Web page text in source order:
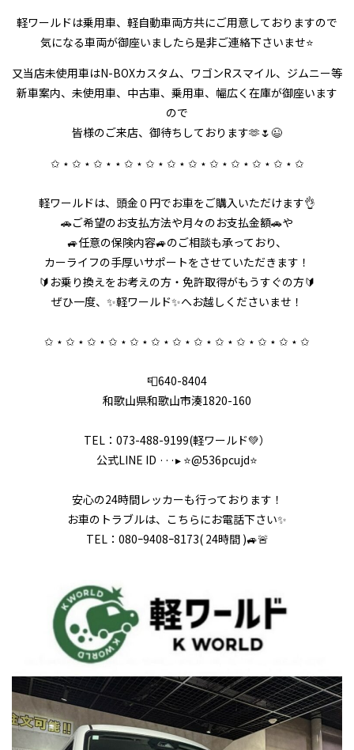
軽ワールドは乗用車、軽自動車両方共にご用意しておりますので
気になる車両が御座いましたら是非ご連絡下さいませ⭐
又当店未使用車はN-BOXカスタム、ワゴンRスマイル、ジムニー等
新車案内、未使用車、中古車、乗用車、幅広く在庫が御座います
ので
皆様のご来店、御待ちしております🫶🌷😉
✩ ⋆ ✩ ⋆ ✩ ⋆ ⋆ ✩ ⋆ ✩ ⋆ ✩ ⋆ ✩ ⋆ ✩ ⋆ ✩ ⋆ ✩ ⋆ ✩ ⋆ ✩
軽ワールドは、頭金０円でお車をご購入いただけます👌
🚗ご希望のお支払方法や月々のお支払金額🚗や
🚙任意の保険内容🚙のご相談も承っており、
カーライフの手厚いサポートをさせていただきます！
🔰お乗り換えをお考えの方・免許取得がもうすぐの方🔰
ぜひ一度、✨軽ワールド✨へお越しくださいませ！
✩ ⋆ ✩ ⋆ ✩ ⋆ ✩ ⋆ ✩ ⋆ ✩ ⋆ ✩ ⋆ ✩ ⋆ ✩ ⋆ ✩ ⋆ ✩ ⋆ ✩ ⋆ ✩
📮640-8404
和歌山県和歌山市湊1820-160
TEL：073-488-9199(軽ワールド💚）
公式LINE ID ···▸ ⭐️@536pcujd⭐️
安心の24時間レッカーも行っております！
お車のトラブルは、こちらにお電話下さい✨
TEL：080ｰ9408ｰ8173( 24時間 )🚙🚨